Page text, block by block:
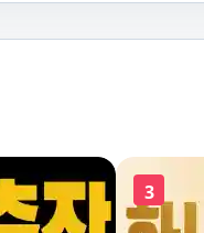
3